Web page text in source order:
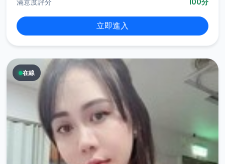
滿意度評分 100分
立即進入
在線